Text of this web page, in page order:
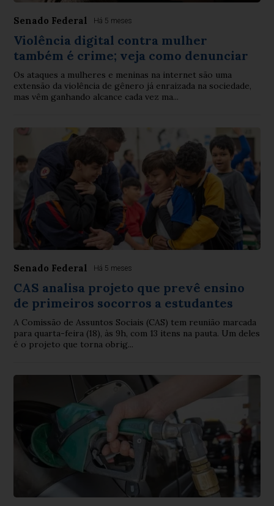
Senado Federal Há 5 meses
Violência digital contra mulher
também é crime; veja como denunciar
Os ataques a mulheres e meninas na internet são uma
extensão da violência de gênero já enraizada na sociedade,
mas vêm ganhando alcance cada vez ma...
Senado Federal Há 5 meses
CAS analisa projeto que prevê ensino
de primeiros socorros a estudantes
A Comissão de Assuntos Sociais (CAS) tem reunião marcada
para quarta-feira (18), às 9h, com 13 itens na pauta. Um deles
é o projeto que torna obrig...